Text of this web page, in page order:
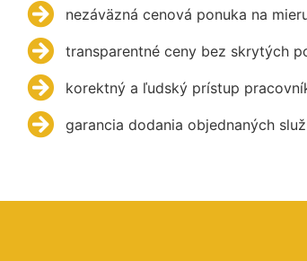
nezáväzná cenová ponuka na
transparentné ceny bez skrytých
korektný a ľudský prístup
garancia dodania objednaných